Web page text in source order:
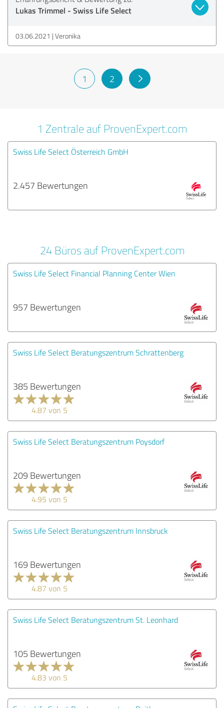
Lukas Trimmel - Swiss Life Select
03.06.2021 Veronika
1 2
1 Zentrale auf ProvenExpert.com
Swiss Life Select Österreich GmbH
2.457 Bewertungen
24 Büros auf ProvenExpert.com
Swiss Life Select Financial Planning Center Wien
957 Bewertungen
Swiss Life Select Beratungszentrum Schrattenberg
385 Bewertungen
4.87 von 5
Swiss Life Select Beratungszentrum Poysdorf
209 Bewertungen
4.95 von 5
Swiss Life Select Beratungszentrum Innsbruck
169 Bewertungen
4.87 von 5
Swiss Life Select Beratungszentrum St. Leonhard
105 Bewertungen
4.83 von 5